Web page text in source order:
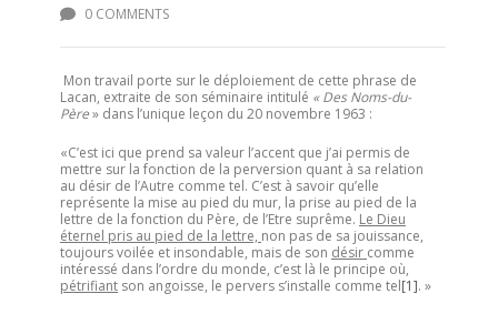
0 COMMENTS
Mon travail porte sur le déploiement de cette phrase de
Lacan, extraite de son séminaire intitulé « Des Noms-du-
Père» dans l’unique leçon du 20 novembre 1963 :
«C’est ici que prend sa valeur l’accent que j’ai permis de
mettre sur la fonction de la perversion quant à sa relation
au désir de l’Autre comme tel. C’est à savoir qu’elle
représente la mise au pied du mur, la prise au pied de la
lettre de la fonction du Père, de l’Etre suprême. Le Dieu
éternel pris au pied de la lettre, non pas de sa jouissance,
toujours voilée et insondable, mais de son désir comme
intéressé dans l’ordre du monde, c’est là le principe où,
pétrifiant son angoisse, le pervers s’installe comme tel[1]. »